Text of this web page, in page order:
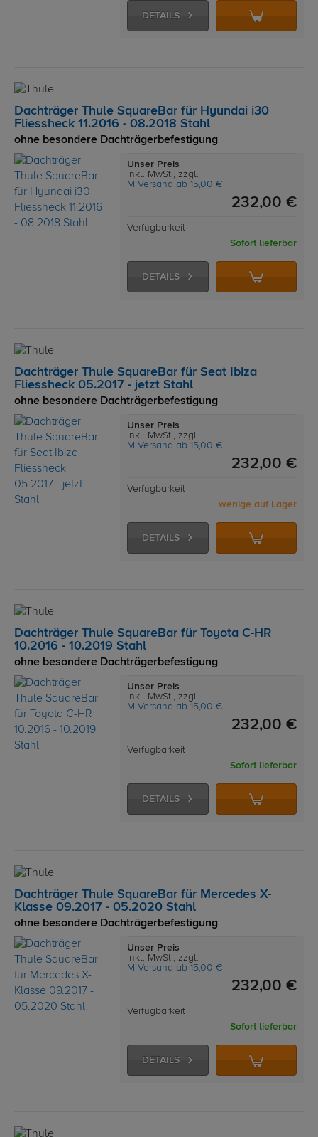
DETAILS
Dachträger Thule SquareBar für Hyundai i30
Fliessheck 11.2016 - 08.2018 Stahl
ohne besondere Dachträgerbefestigung
Unser Preis
inkl. MwSt., zzgl.
M Versand ab 15,00 €
232,00 €
Verfügbarkeit
Sofort lieferbar
DETAILS
Dachträger Thule SquareBar für Seat Ibiza
Fliessheck 05.2017 - jetzt Stahl
ohne besondere Dachträgerbefestigung
Unser Preis
inkl. MwSt., zzgl.
M Versand ab 15,00 €
232,00 €
Verfügbarkeit
wenige auf Lager
DETAILS
Dachträger Thule SquareBar für Toyota C-HR
10.2016 - 10.2019 Stahl
ohne besondere Dachträgerbefestigung
Unser Preis
inkl. MwSt., zzgl.
M Versand ab 15,00 €
232,00 €
Verfügbarkeit
Sofort lieferbar
DETAILS
Dachträger Thule SquareBar für Mercedes X-
Klasse 09.2017 - 05.2020 Stahl
ohne besondere Dachträgerbefestigung
Unser Preis
inkl. MwSt., zzgl.
M Versand ab 15,00 €
232,00 €
Verfügbarkeit
Sofort lieferbar
DETAILS